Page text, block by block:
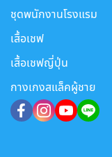
ชุดพนักงานโรงแรม
เสื้อเชฟ
เสื้อเชฟญี่ปุ่น
กางเกงสแล็คผู้ชาย